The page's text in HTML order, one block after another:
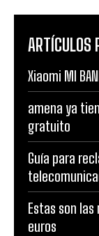
ARTÍCULOS
Xiaomi MI
amena ya
gratuito
Guía para
Estas son las
euros